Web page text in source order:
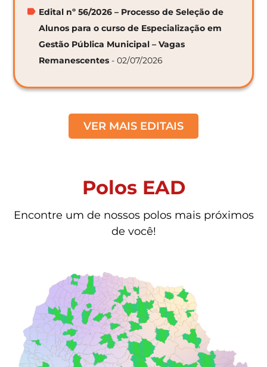
Edital nº 56/2026 – Processo de Seleção de
Alunos para o curso de Especialização em
Gestão Pública Municipal – Vagas
Remanescentes - 02/07/2026
VER MAIS EDITAIS
Polos EAD
Encontre um de nossos polos mais próximos
de você!